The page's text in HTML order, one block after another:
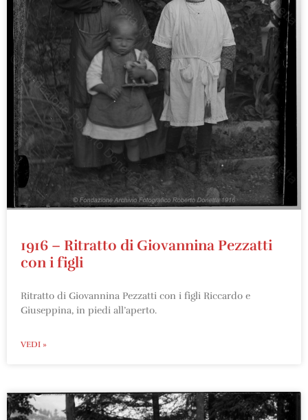
1916 – Ritratto di Giovannina Pezzatti
con i figli
Ritratto di Giovannina Pezzatti con i figli Riccardo e
Giuseppina, in piedi all’aperto.
VEDI »